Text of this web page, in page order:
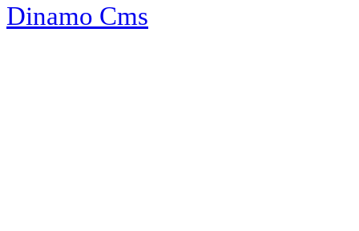
Dinamo Cms